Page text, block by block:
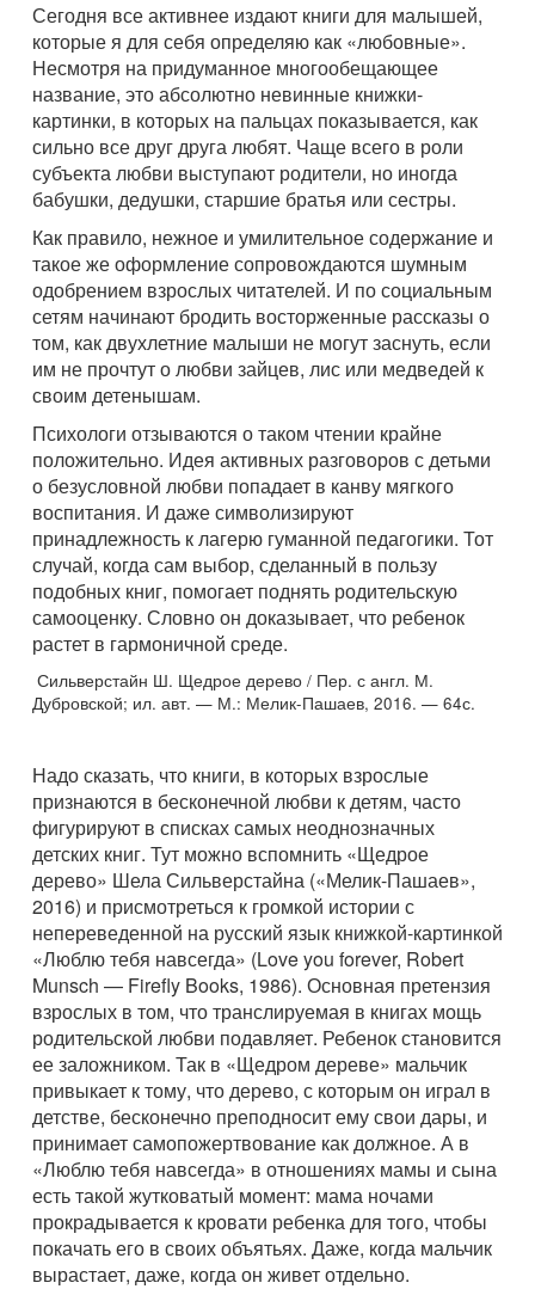
Сегодня все активнее издают книги для малышей,
которые я для себя определяю как «любовные».
Несмотря на придуманное многообещающее
название, это абсолютно невинные книжки-
картинки, в которых на пальцах показывается, как
сильно все друг друга любят. Чаще всего в роли
субъекта любви выступают родители, но иногда
бабушки, дедушки, старшие братья или сестры.
Как правило, нежное и умилительное содержание и
такое же оформление сопровождаются шумным
одобрением взрослых читателей. И по социальным
сетям начинают бродить восторженные рассказы о
том, как двухлетние малыши не могут заснуть, если
им не прочтут о любви зайцев, лис или медведей к
своим детенышам.
Психологи отзываются о таком чтении крайне
положительно. Идея активных разговоров с детьми
о безусловной любви попадает в канву мягкого
воспитания. И даже символизируют
принадлежность к лагерю гуманной педагогики. Тот
случай, когда сам выбор, сделанный в пользу
подобных книг, помогает поднять родительскую
самооценку. Словно он доказывает, что ребенок
растет в гармоничной среде.
Сильверстайн Ш. Щедрое дерево / Пер. с англ. М.
Дубровской; ил. авт. — М.: Мелик-Пашаев, 2016. — 64с.
Надо сказать, что книги, в которых взрослые
признаются в бесконечной любви к детям, часто
фигурируют в списках самых неоднозначных
детских книг. Тут можно вспомнить «Щедрое
дерево» Шела Сильверстайна («Мелик-Пашаев»,
2016) и присмотреться к громкой истории с
непереведенной на русский язык книжкой-картинкой
«Люблю тебя навсегда» (Love you forever, Robert
Munsch — Firefly Books, 1986). Основная претензия
взрослых в том, что транслируемая в книгах мощь
родительской любви подавляет. Ребенок становится
ее заложником. Так в «Щедром дереве» мальчик
привыкает к тому, что дерево, с которым он играл в
детстве, бесконечно преподносит ему свои дары, и
принимает самопожертвование как должное. А в
«Люблю тебя навсегда» в отношениях мамы и сына
есть такой жутковатый момент: мама ночами
прокрадывается к кровати ребенка для того, чтобы
покачать его в своих объятьях. Даже, когда мальчик
вырастает, даже, когда он живет отдельно.